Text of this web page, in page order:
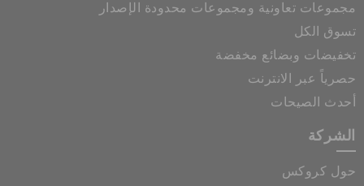
مجموعات تعاونية ومجموعات محدودة الإصدار
تسوق الكل
تخفيضات وبضائع مخفضة
حصرياً عبر الانترنت
أحدث الصيحات
الشركة
حول كروكس